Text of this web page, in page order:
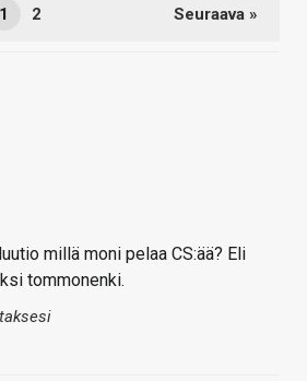
1 2 Seuraava »
millä moni pelaa CS:ää? Eli
tommonenki.